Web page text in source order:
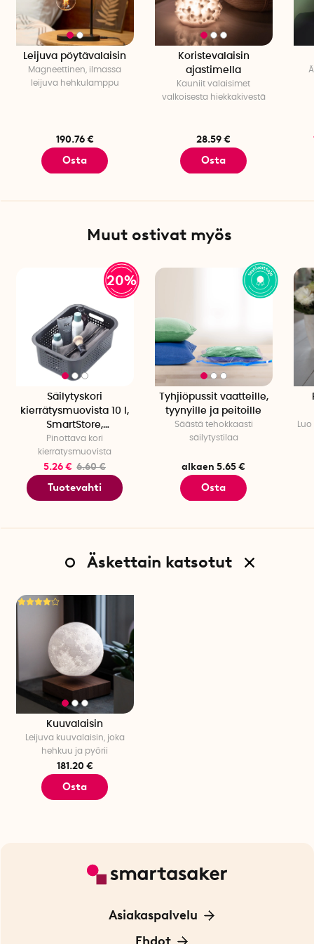
Leijuva pöytävalaisin
Magneettinen, ilmassa
leijuva hehkulamppu
190.76 €
Osta
Koristevalaisin
ajastimella
Kauniit valaisimet
valkoisesta hiekkakivestä
28.59 €
Osta
Muut ostivat myös
20%
Säilytyskori
kierrätysmuovista 10 l,
SmartStore,
vaaleanharmaa
Pinottava kori
kierrätysmuovista
5.26 € 6.60 €
Tuotevahti
Tyhjiöpussit vaatteille,
tyynyille ja peitoille
Säästä tehokkaasti
säilytystilaa
alkaen 5.65 €
Osta
Äskettain katsotut
Kuuvalaisin
Leijuva kuuvalaisin, joka
hehkuu ja pyörii
181.20 €
Osta
Asiakaspalvelu
Ota yhteyttä